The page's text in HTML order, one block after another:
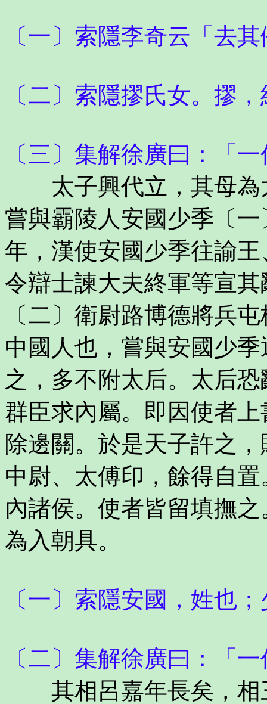
〔一〕索隱李奇云「去
〔二〕索隱摎氏女。摎
〔三〕集解徐廣曰：「
太子興代立，其母為
嘗與霸陵人安國少季〔
年，漢使安國少季往諭
令辯士諫大夫終軍等宣
〔二〕衛尉路博德將兵
中國人也，嘗與安國少
之，多不附太后。太后
群臣求內屬。即因使者
除邊關。於是天子許之
中尉、太傅印，餘得自
內諸侯。使者皆留填撫
為入朝具。
〔一〕索隱安國，姓也
〔二〕集解徐廣曰：「
其相呂嘉年長矣，相